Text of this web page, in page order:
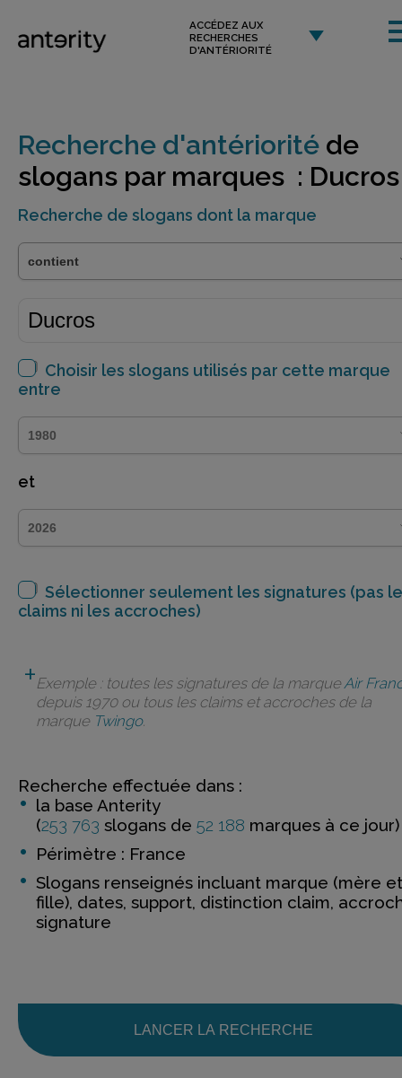
ACCÉDEZ AUX
RECHERCHES
D'ANTÉRIORITÉ
Recherche d'antériorité de
slogans par marques : Ducros
Recherche de slogans dont la marque
Choisir les slogans utilisés par cette marque
entre
et
Sélectionner seulement les signatures (pas
claims ni les accroches)
Exemple : toutes les signatures de la marqueAir
depuis 1970 ou tous les claims et accroches de la
marque Twingo.
Recherche effectuée dans :
la base Anterity
(253 763 slogans de 52 188 marques à ce jour)
Périmètre : France
Slogans renseignés incluant marque (mère et
fille), dates, support, distinction claim,
signature
LANCER LA RECHERCHE